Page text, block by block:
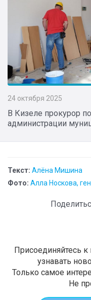
24 октября 2025
В Кизеле прокурор
администрации
Текст: Алёна Мишина
Фото: Алла Носкова,
Присоединяйтесь
узнавать
Только самое
Не